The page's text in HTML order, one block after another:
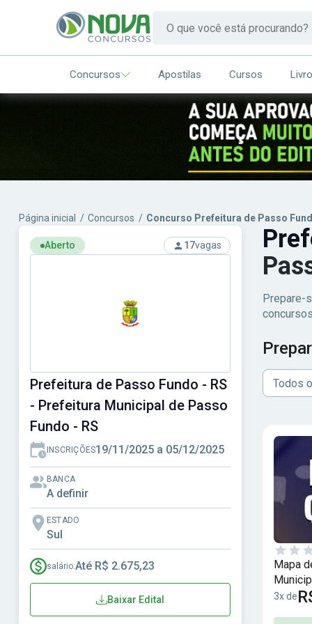
Concursos Apostilas Cursos
Página inicial / Concursos / Concurso Prefeitura de Passo
Aberto 17vagas
Prefeitura de Passo Fundo - RS
- Prefeitura Municipal de Passo
Fundo - RS
INSCRIÇÕES19/11/2025 a 05/12/2025
BANCA
A definir
ESTADO
Sul
salário:Até R$ 2.675,23
Baixar Edital
Prepare-
Todos
Mapa
3x de